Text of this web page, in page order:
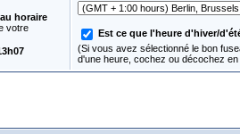
horaire
votre
Est ce que l'heure d'hiver/
(Si vous avez sélectionné le bon
d'une heure, cochez ou décochez